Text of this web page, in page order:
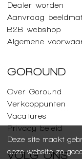
Deze site maakt
deze website zo
Dealer worden
Aanvraag
B2B webshop
Algemene
GOROUND
Over Goround
Verkooppunten
Vacatures
Privacy beleid
VOLG ONS